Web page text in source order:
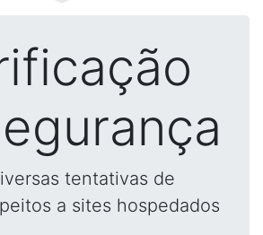
tentativas de
a sites hospedados